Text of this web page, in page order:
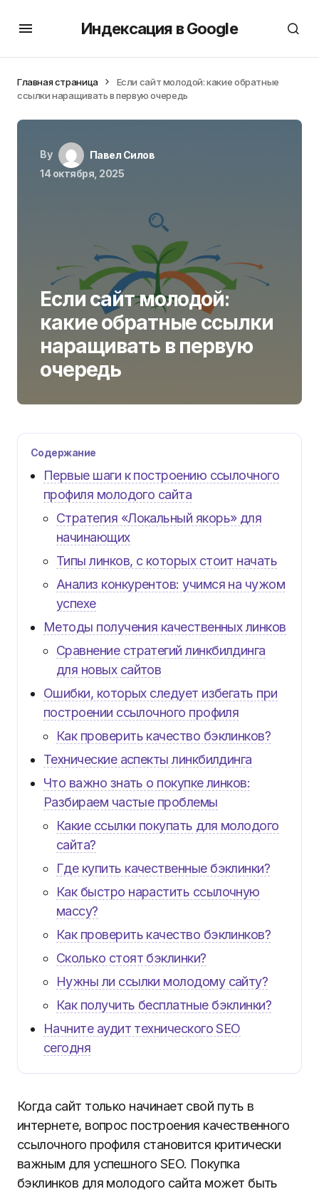
Индексация в Google
Главная страница
Если сайт молодой: какие обратные
ссылки наращивать в первую очередь
By
Павел Силов
14 октября, 2025
Если сайт молодой:
какие обратные ссылки
наращивать в первую
очередь
Содержание
Первые шаги к построению ссылочного
профиля молодого сайта
Стратегия «Локальный якорь» для
начинающих
Типы линков, с которых стоит начать
Анализ конкурентов: учимся на чужом
успехе
Методы получения качественных линков
Сравнение стратегий линкбилдинга
для новых сайтов
Ошибки, которых следует избегать при
построении ссылочного профиля
Как проверить качество бэклинков?
Технические аспекты линкбилдинга
Что важно знать о покупке линков:
Разбираем частые проблемы
Какие ссылки покупать для молодого
сайта?
Где купить качественные бэклинки?
Как быстро нарастить ссылочную
массу?
Как проверить качество бэклинков?
Сколько стоят бэклинки?
Нужны ли ссылки молодому сайту?
Как получить бесплатные бэклинки?
Начните аудит технического SEO
сегодня
Когда сайт только начинает свой путь в
интернете, вопрос построения качественного
ссылочного профиля становится критически
важным для успешного SEO. Покупка
бэклинков для молодого сайта может быть